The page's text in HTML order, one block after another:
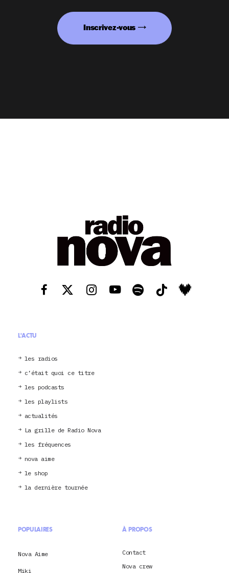
Inscrivez-vous
L'ACTU
les radios
c’était quoi ce titre
les podcasts
les playlists
actualités
La grille de Radio Nova
les fréquences
nova aime
le shop
la dernière tournée
POPULAIRES
Nova Aime
Miki
À PROPOS
Contact
Nova crew